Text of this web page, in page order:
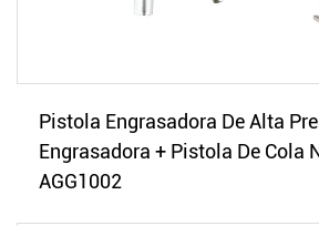
Pistola Engrasadora De Alta
Engrasadora + Pistola De Cola
AGG1002